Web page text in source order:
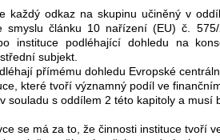
každý odkaz na skupinu učiněný v
smyslu článku 10 nařízení (EU) č.
instituce podléhající dohledu na
subjekt.
přímému dohledu Evropské
které tvoří významný podíl ve
souladu s oddílem 2 této kapitoly a
se má za to, že činnosti instituce tvoří